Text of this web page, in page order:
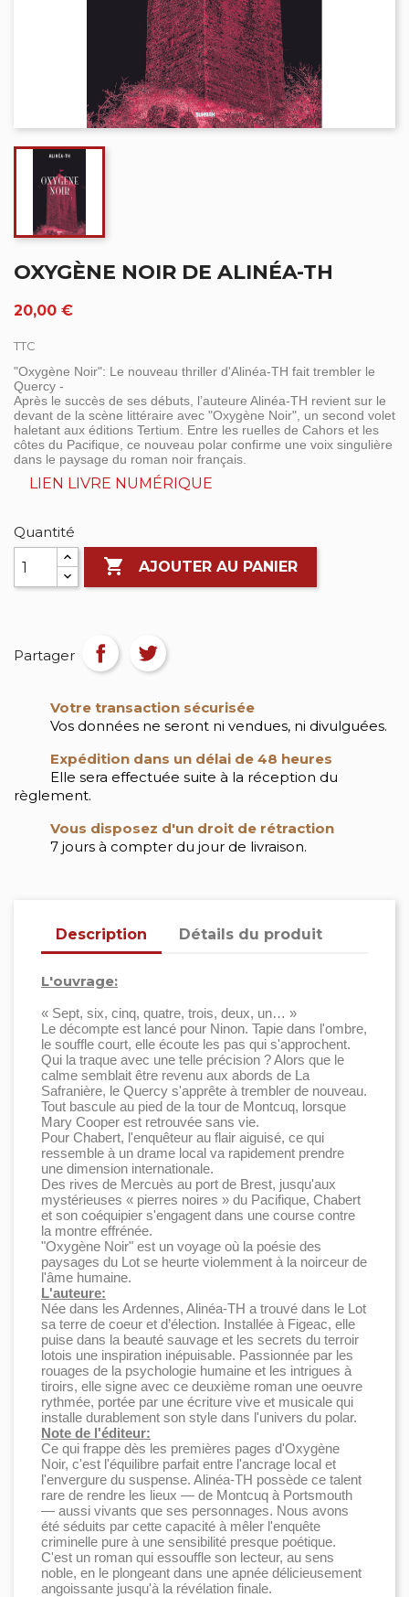
OXYGÈNE NOIR DE ALINÉA-TH
20,00 €
TTC
"Oxygène Noir": Le nouveau thriller d'Alinéa-TH fait trembler le
Quercy -
Après le succès de ses débuts, l’auteure Alinéa-TH revient sur le
devant de la scène littéraire avec "Oxygène Noir", un second volet
haletant aux éditions Tertium. Entre les ruelles de Cahors et les
côtes du Pacifique, ce nouveau polar confirme une voix singulière
dans le paysage du roman noir français.
LIEN LIVRE NUMÉRIQUE
Quantité
 AJOUTER AU PANIER
Partager
Votre transaction sécurisée
Vos données ne seront ni vendues, ni divulguées.
Expédition dans un délai de 48 heures
Elle sera effectuée suite à la réception du
règlement.
Vous disposez d'un droit de rétraction
7 jours à compter du jour de livraison.
Description Détails du produit
L'ouvrage:
« Sept, six, cinq, quatre, trois, deux, un… »
Le décompte est lancé pour Ninon. Tapie dans l'ombre,
le souffle court, elle écoute les pas qui s'approchent.
Qui la traque avec une telle précision ? Alors que le
calme semblait être revenu aux abords de La
Safranière, le Quercy s'apprête à trembler de nouveau.
Tout bascule au pied de la tour de Montcuq, lorsque
Mary Cooper est retrouvée sans vie.
Pour Chabert, l'enquêteur au flair aiguisé, ce qui
ressemble à un drame local va rapidement prendre
une dimension internationale.
Des rives de Mercuès au port de Brest, jusqu'aux
mystérieuses « pierres noires » du Pacifique, Chabert
et son coéquipier s'engagent dans une course contre
la montre effrénée.
"Oxygène Noir" est un voyage où la poésie des
paysages du Lot se heurte violemment à la noirceur de
l'âme humaine.
L'auteure:
Née dans les Ardennes, Alinéa-TH a trouvé dans le Lot
sa terre de coeur et d’élection. Installée à Figeac, elle
puise dans la beauté sauvage et les secrets du terroir
lotois une inspiration inépuisable. Passionnée par les
rouages de la psychologie humaine et les intrigues à
tiroirs, elle signe avec ce deuxième roman une oeuvre
rythmée, portée par une écriture vive et musicale qui
installe durablement son style dans l'univers du polar.
Note de l'éditeur:
Ce qui frappe dès les premières pages d'Oxygène
Noir, c'est l'équilibre parfait entre l'ancrage local et
l'envergure du suspense. Alinéa-TH possède ce talent
rare de rendre les lieux — de Montcuq à Portsmouth
— aussi vivants que ses personnages. Nous avons
été séduits par cette capacité à mêler l'enquête
criminelle pure à une sensibilité presque poétique.
C'est un roman qui essouffle son lecteur, au sens
noble, en le plongeant dans une apnée délicieusement
angoissante jusqu'à la révélation finale.